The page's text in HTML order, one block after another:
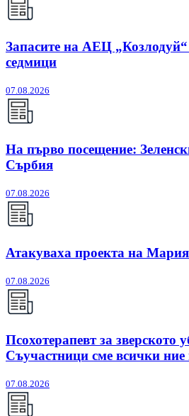
Запасите на АЕЦ „Козлодуй“
седмици
07.08.2026
На първо посещение:
Сърбия
07.08.2026
Атакуваха проекта на
07.08.2026
Псохотерапевт за зверското
Съучастници сме всички ние
07.08.2026